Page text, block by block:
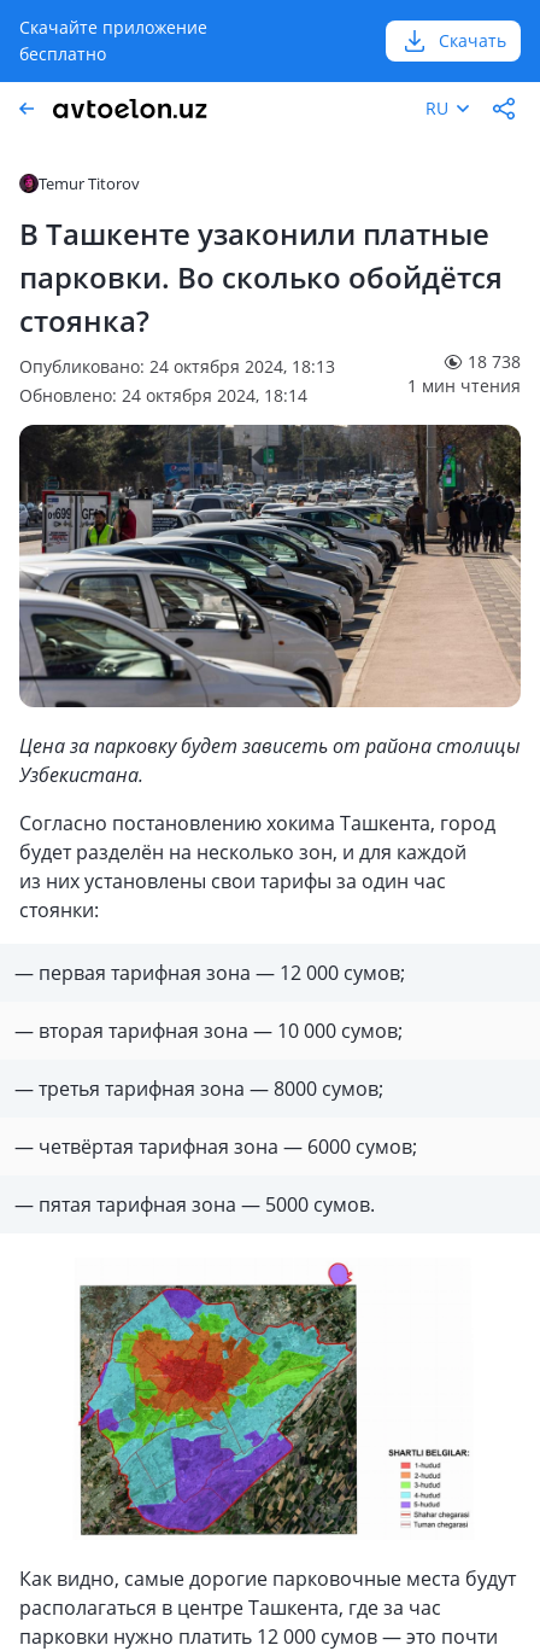
Скачайте приложение
бесплатно
Скачать
RU
Temur Titorov
В Ташкенте узаконили платные
парковки. Во сколько обойдётся
стоянка?
Опубликовано: 24 октября 2024, 18:13
Обновлено: 24 октября 2024, 18:14
18 738
1 мин чтения
Цена за парковку будет зависеть от района столицы
Узбекистана.
Согласно постановлению хокима Ташкента, город
будет разделён на несколько зон, и для каждой
из них установлены свои тарифы за один час
стоянки:
— первая тарифная зона — 12 000 сумов;
— вторая тарифная зона — 10 000 сумов;
— третья тарифная зона — 8000 сумов;
— четвёртая тарифная зона — 6000 сумов;
— пятая тарифная зона — 5000 сумов.
Как видно, самые дорогие парковочные места будут
располагаться в центре Ташкента, где за час
парковки нужно платить 12 000 сумов — это почти